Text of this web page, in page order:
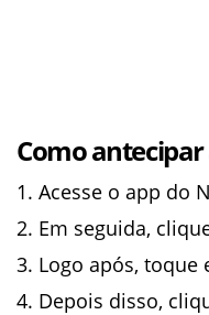
Como
Acesse o app do
Em seguida,
Logo após, toque
Depois disso,